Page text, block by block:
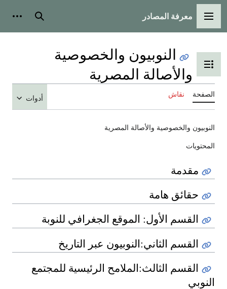
القائمة الرئيسية
معرفة المصادر بحث
تبديل عرض جدول المحتويات
النوبيون والخصوصية
والأصالة المصرية
الصفحة نقاش أدوات
النوبيون والخصوصية والأصالة المصرية
المحتويات
مقدمة
حقائق هامة
القسم الأول: الموقع الجغرافي للنوبة
القسم الثاني:النوبيون عبر التاريخ
القسم الثالث:الملامح الرئيسية للمجتمع
النوبي